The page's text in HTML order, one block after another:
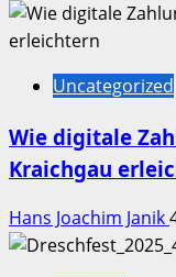
Uncategorized
Wie digitale
Kraichgau
Hans Joachim Janik